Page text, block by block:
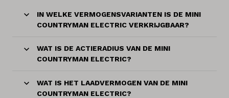
IN WELKE VERMOGENSVARIANTEN IS DE MINI
COUNTRYMAN ELECTRIC VERKRIJGBAAR?
WAT IS DE ACTIERADIUS VAN DE MINI
COUNTRYMAN ELECTRIC?
WAT IS HET LAADVERMOGEN VAN DE MINI
COUNTRYMAN ELECTRIC?